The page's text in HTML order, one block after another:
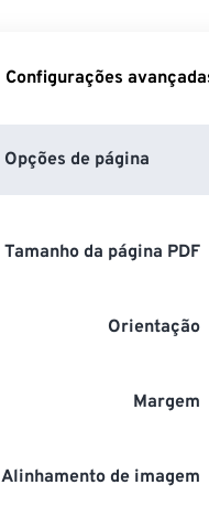
Configurações
Opções de página
Tamanho da página PDF
Orientação
Margem
Alinhamento de imagem